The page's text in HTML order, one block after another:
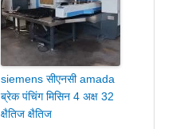
siemens सीएनसी amada
ब्रेक पंचिंग मिसिन 4 अक्ष 32
क्षैतिज क्षैतिज